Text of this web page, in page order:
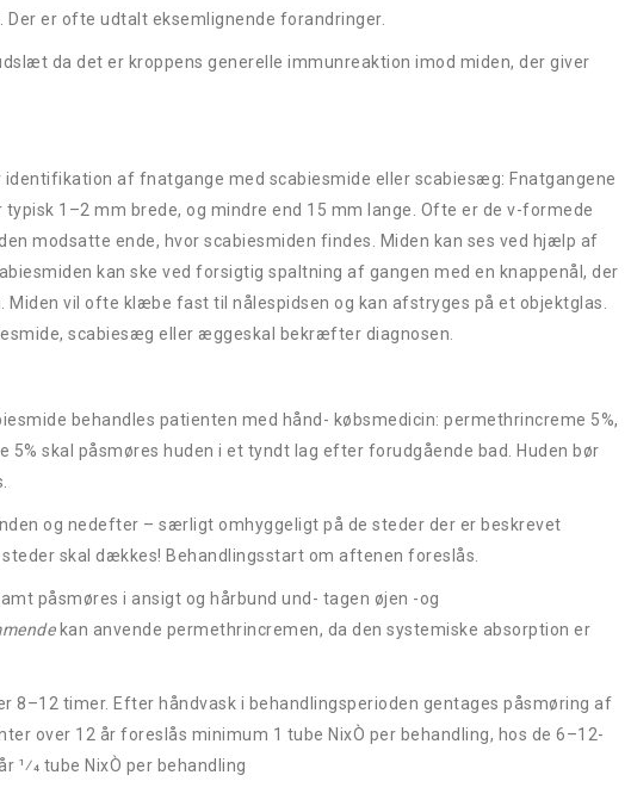
er ofte udtalt eksemlignende forandringer.
da det er kroppens generelle immunreaktion imod miden, der giver
af fnatgange med scabiesmide eller scabiesæg: Fnatgangene
1–2 mm brede, og mindre end 15 mm lange. Ofte er de v-formede
modsatte ende, hvor scabiesmiden findes. Miden kan ses ved hjælp af
kan ske ved forsigtig spaltning af gangen med en knappenål, der
vil ofte klæbe fast til nålespidsen og kan afstryges på et objektglas.
scabiesæg eller æggeskal bekræfter diagnosen.
:
behandles patienten med hånd- købsmedicin: permethrincreme 5%,
5% skal påsmøres huden i et tyndt lag efter forudgående bad. Huden bør
og nedefter – særligt omhyggeligt på de steder der er beskrevet
skal dækkes! Behandlingsstart om aftenen foreslås.
påsmøres i ansigt og hårbund und- tagen øjen -og
kan anvende permethrincremen, da den systemiske absorption er
8–12 timer. Efter håndvask i behandlingsperioden gentages påsmøring af
minimum 1 tube NixÒ per behandling, hos de 6–12-
1⁄4 tube NixÒ per behandling